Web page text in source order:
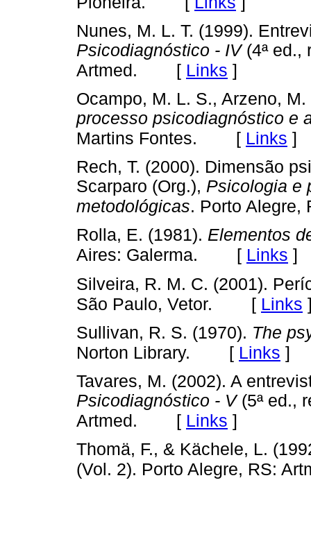
Nunes, M. L. T. (1999).
Psicodiagnóstico - IV(4ª ed.,
Artmed. [ Links ]
Ocampo, M. L. S., Arzeno,
processo psicodiagnóstico e
Martins Fontes. [ Links ]
Rech, T. (2000). Dimensão
Scarparo (Org.), Psicologia e
metodológicas. Porto Alegre,
Rolla, E. (1981). Elementos
Aires: Galerma. [ Links ]
Silveira, R. M. C. (2001).
São Paulo, Vetor. [ Links
Sullivan, R. S. (1970). The
Norton Library. [ Links ]
Tavares, M. (2002). A
Psicodiagnóstico - V(5ª ed.,
Artmed. [ Links ]
Thomä, F., & Kächele, L.
(Vol. 2). Porto Alegre, RS: